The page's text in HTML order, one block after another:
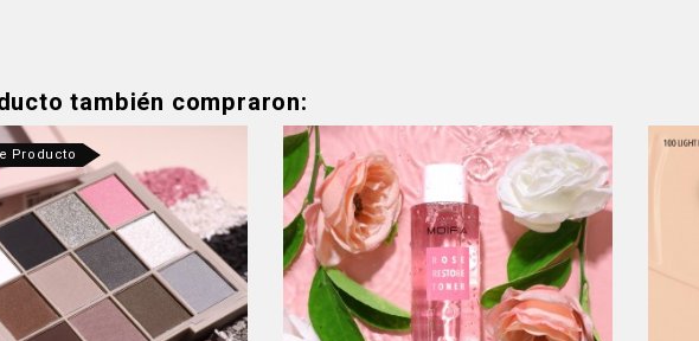
también compraron:
Producto